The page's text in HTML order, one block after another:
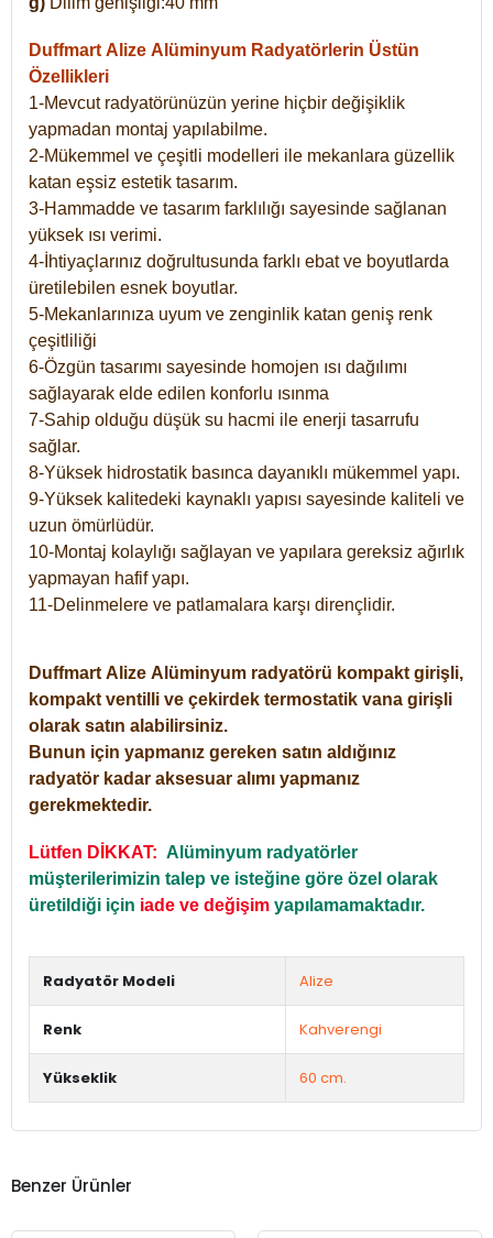
Duffmart Alize Alüminyum Radyatörlerin Üstün
Özellikleri
1-Mevcut radyatörünüzün yerine hiçbir değişiklik
yapmadan montaj yapılabilme.
2-Mükemmel ve çeşitli modelleri ile mekanlara güzellik
katan eşsiz estetik tasarım.
3-Hammadde ve tasarım farklılığı sayesinde sağlanan
yüksek ısı verimi.
4-İhtiyaçlarınız doğrultusunda farklı ebat ve boyutlarda
üretilebilen esnek boyutlar.
5-Mekanlarınıza uyum ve zenginlik katan geniş renk
çeşitliliği
6-Özgün tasarımı sayesinde homojen ısı dağılımı
sağlayarak elde edilen konforlu ısınma
7-Sahip olduğu düşük su hacmi ile enerji tasarrufu
sağlar.
8-Yüksek hidrostatik basınca dayanıklı mükemmel yapı.
9-Yüksek kalitedeki kaynaklı yapısı sayesinde kaliteli ve
uzun ömürlüdür.
10-Montaj kolaylığı sağlayan ve yapılara gereksiz ağırlık
yapmayan hafif yapı.
11-Delinmelere ve patlamalara karşı dirençlidir.
Duffmart Alize Alüminyum radyatörü kompakt girişli,
kompakt ventilli ve çekirdek termostatik vana girişli
olarak satın alabilirsiniz.
Bunun için yapmanız gereken satın aldığınız
radyatör kadar aksesuar alımı yapmanız
gerekmektedir.
Lütfen DİKKAT: Alüminyum radyatörler
müşterilerimizin talep ve isteğine göre özel olarak
üretildiği için iade ve değişim yapılamamaktadır.
Radyatör Modeli Alize
Renk Kahverengi
Yükseklik 60 cm.
Benzer Ürünler